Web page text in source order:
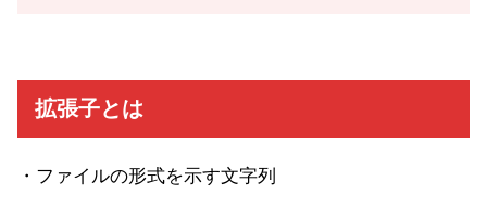
拡張子とは
・ファイルの形式を示す文字列